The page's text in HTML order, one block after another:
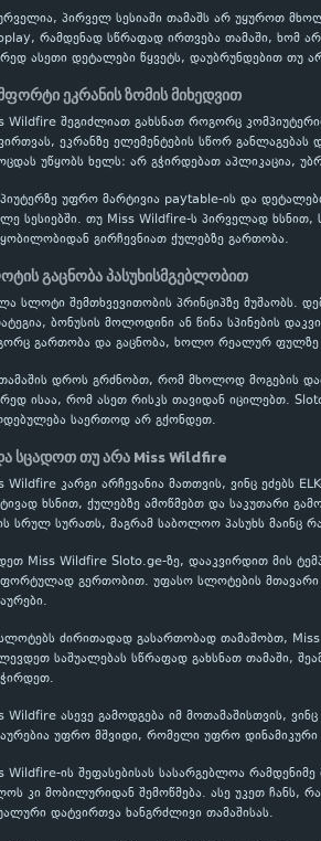
პირველ სესიაში თამაშს არ უყუროთ
რამდენად სწრაფად ირთვება თამაში, ხომ
ასეთი დეტალები წყვეტს, დაუბრუნდებით თუ
ეკრანის ზომის მიხედვით
Wildfire შეგიძლიათ გახსნათ როგორც
ეკრანზე ელემენტების სწორ
უწყობს ხელს: არ გჭირდებათ აპლიკაცია,
უფრო მარტივია paytable-ის და
სესიებში. თუ Miss Wildfire-ს პირველად ხსნით,
გირჩევნიათ ქულებზე გართობა.
გაცნობა პასუხისმგებლობით
სლოტი შემთხვევითობის პრინციპზე მუშაობს.
ბონუსის მოლოდინი ან წინა სპინების
გართობა და გაცნობა, ხოლო რეალურ ფულზე
დროს გრძნობთ, რომ მხოლოდ მოგების
ისაა, რომ ასეთ რისკს თავიდან იცილებთ.
საერთოდ არ გქონდეთ.
სცადოთ თუ არა Miss Wildfire
Wildfire კარგი არჩევანია მათთვის, ვინც
ხსნით, ქულებზე ამოწმებთ და საკუთარი
სრულ სურათს, მაგრამ საბოლოო პასუხს მაინც
Miss Wildfire Sloto.ge-ზე, დააკვირდით მის
გერთობით. უფასო სლოტების მთავარი
ძირითადად გასართობად თამაშობთ,
საშუალებას სწრაფად გახსნათ თამაში,
Wildfire ასევე გამოდგება იმ მოთამაშისთვის,
უფრო მშვიდი, რომელი უფრო
Wildfire-ის შეფასებისას სასარგებლოა
კი მობილურიდან შემოწმება. ასე უკეთ ჩანს,
დატვირთვა ხანგრძლივი თამაშისას.